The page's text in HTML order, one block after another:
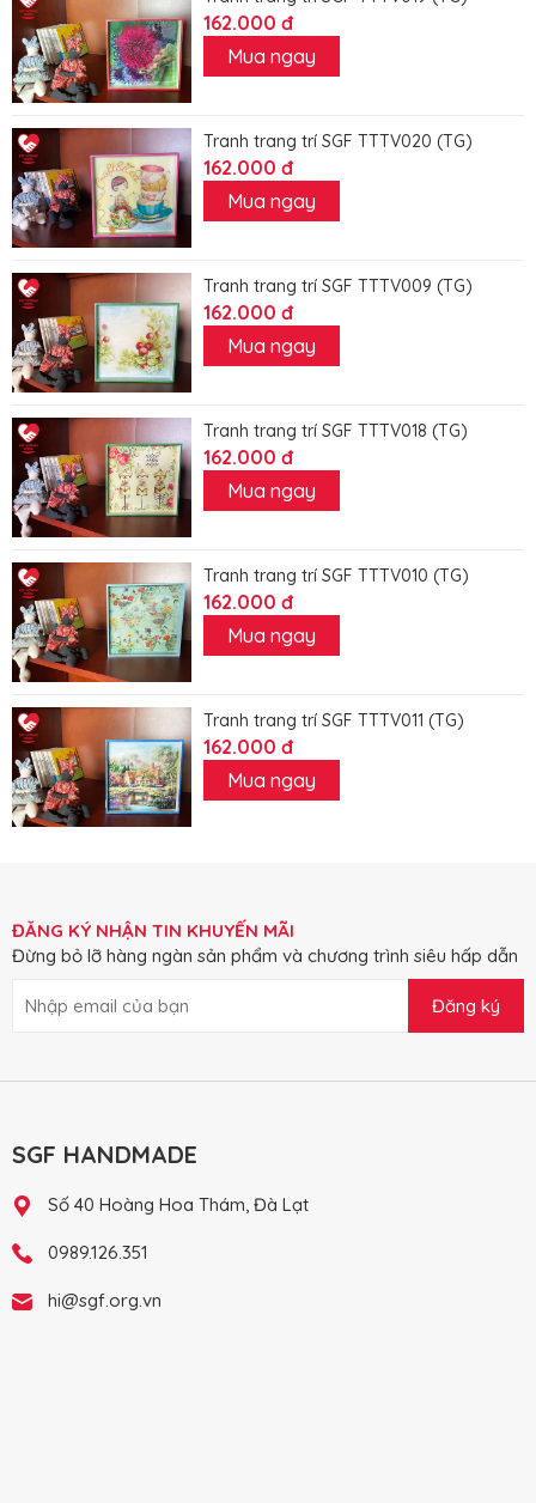
162.000 đ
Mua ngay
Tranh trang trí SGF TTTV020 (TG)
162.000 đ
Mua ngay
Tranh trang trí SGF TTTV009 (TG)
162.000 đ
Mua ngay
Tranh trang trí SGF TTTV018 (TG)
162.000 đ
Mua ngay
Tranh trang trí SGF TTTV010 (TG)
162.000 đ
Mua ngay
Tranh trang trí SGF TTTV011 (TG)
162.000 đ
Mua ngay
ĐĂNG KÝ NHẬN TIN KHUYẾN MÃI
Đừng bỏ lỡ hàng ngàn sản phẩm và chương trình siêu hấp dẫn
Đăng ký
SGF HANDMADE
Số 40 Hoàng Hoa Thám, Đà Lạt
0989.126.351
hi@sgf.org.vn